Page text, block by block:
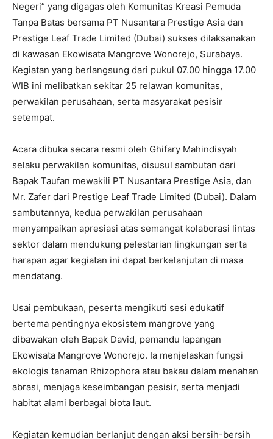
Negeri” yang digagas oleh Komunitas Kreasi Pemuda
Tanpa Batas bersama PT Nusantara Prestige Asia dan
Prestige Leaf Trade Limited (Dubai) sukses dilaksanakan
di kawasan Ekowisata Mangrove Wonorejo, Surabaya.
Kegiatan yang berlangsung dari pukul 07.00 hingga 17.00
WIB ini melibatkan sekitar 25 relawan komunitas,
perwakilan perusahaan, serta masyarakat pesisir
setempat.
Acara dibuka secara resmi oleh Ghifary Mahindisyah
selaku perwakilan komunitas, disusul sambutan dari
Bapak Taufan mewakili PT Nusantara Prestige Asia, dan
Mr. Zafer dari Prestige Leaf Trade Limited (Dubai). Dalam
sambutannya, kedua perwakilan perusahaan
menyampaikan apresiasi atas semangat kolaborasi lintas
sektor dalam mendukung pelestarian lingkungan serta
harapan agar kegiatan ini dapat berkelanjutan di masa
mendatang.
Usai pembukaan, peserta mengikuti sesi edukatif
bertema pentingnya ekosistem mangrove yang
dibawakan oleh Bapak David, pemandu lapangan
Ekowisata Mangrove Wonorejo. Ia menjelaskan fungsi
ekologis tanaman Rhizophora atau bakau dalam menahan
abrasi, menjaga keseimbangan pesisir, serta menjadi
habitat alami berbagai biota laut.
Kegiatan kemudian berlanjut dengan aksi bersih-bersih